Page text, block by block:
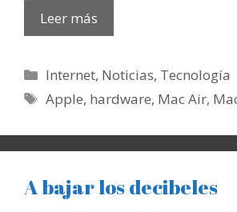
Leer más
Categorías
Internet, Noticias, Tecnología
Etiquetas
Apple, hardware, Mac Air,
A bajar los decibeles